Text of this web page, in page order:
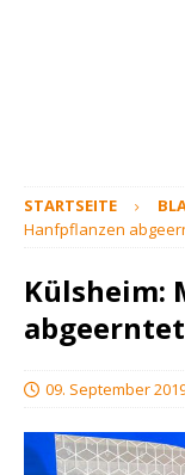
STARTSEITE
Hanfpflanzen
Külsheim:
abgeerntet
09. September